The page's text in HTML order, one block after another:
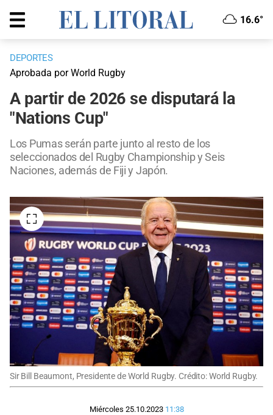
16.6°
DEPORTES
Aprobada por World Rugby
A partir de 2026 se disputará la
"Nations Cup"
Los Pumas serán parte junto al resto de los
seleccionados del Rugby Championship y Seis
Naciones, además de Fiji y Japón.
Sir Bill Beaumont, Presidente de World Rugby. Crédito: World Rugby.
Miércoles 25.10.2023 11:38